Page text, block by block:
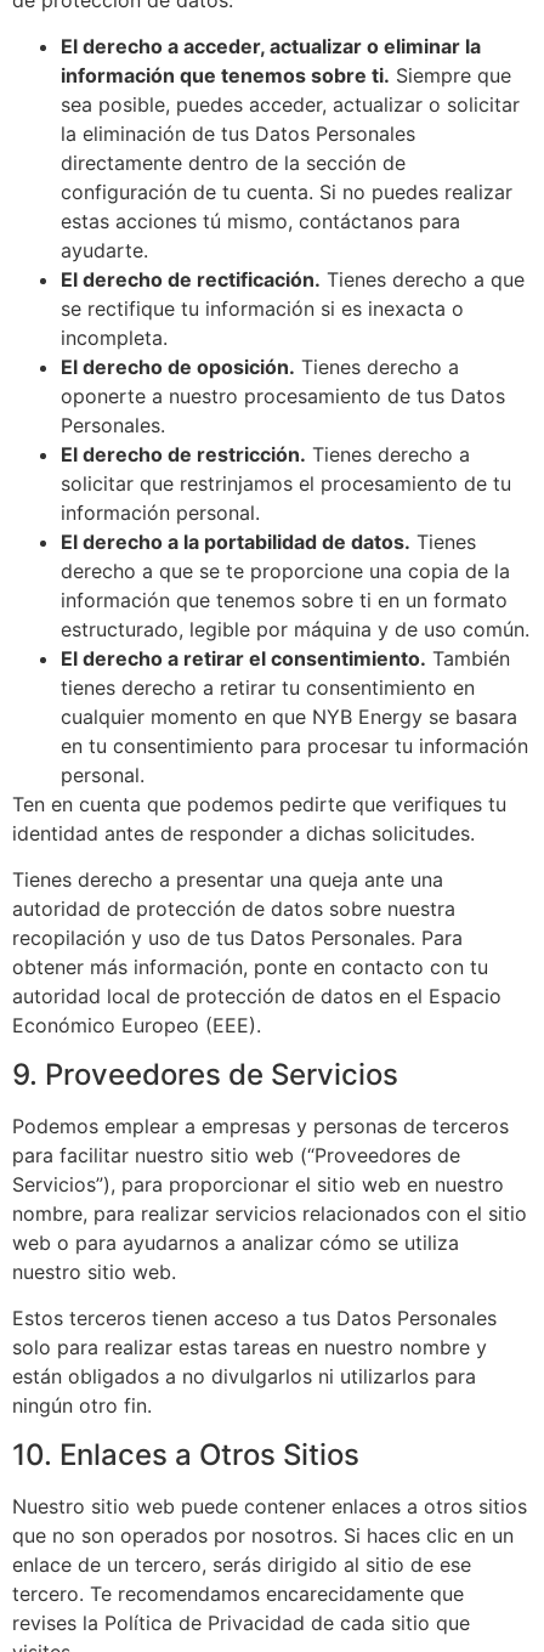
El derecho a acceder, actualizar o eliminar la
información que tenemos sobre ti. Siempre que
sea posible, puedes acceder, actualizar o solicitar
la eliminación de tus Datos Personales
directamente dentro de la sección de
configuración de tu cuenta. Si no puedes realizar
estas acciones tú mismo, contáctanos para
ayudarte.
El derecho de rectificación. Tienes derecho a que
se rectifique tu información si es inexacta o
incompleta.
El derecho de oposición. Tienes derecho a
oponerte a nuestro procesamiento de tus Datos
Personales.
El derecho de restricción. Tienes derecho a
solicitar que restrinjamos el procesamiento de tu
información personal.
El derecho a la portabilidad de datos. Tienes
derecho a que se te proporcione una copia de la
información que tenemos sobre ti en un formato
estructurado, legible por máquina y de uso común.
El derecho a retirar el consentimiento. También
tienes derecho a retirar tu consentimiento en
cualquier momento en que NYB Energy se basara
en tu consentimiento para procesar tu información
personal.
Ten en cuenta que podemos pedirte que verifiques tu
identidad antes de responder a dichas solicitudes.
Tienes derecho a presentar una queja ante una
autoridad de protección de datos sobre nuestra
recopilación y uso de tus Datos Personales. Para
obtener más información, ponte en contacto con tu
autoridad local de protección de datos en el Espacio
Económico Europeo (EEE).
9. Proveedores de Servicios
Podemos emplear a empresas y personas de terceros
para facilitar nuestro sitio web (“Proveedores de
Servicios”), para proporcionar el sitio web en nuestro
nombre, para realizar servicios relacionados con el sitio
web o para ayudarnos a analizar cómo se utiliza
nuestro sitio web.
Estos terceros tienen acceso a tus Datos Personales
solo para realizar estas tareas en nuestro nombre y
están obligados a no divulgarlos ni utilizarlos para
ningún otro fin.
10. Enlaces a Otros Sitios
Nuestro sitio web puede contener enlaces a otros sitios
que no son operados por nosotros. Si haces clic en un
enlace de un tercero, serás dirigido al sitio de ese
tercero. Te recomendamos encarecidamente que
revises la Política de Privacidad de cada sitio que